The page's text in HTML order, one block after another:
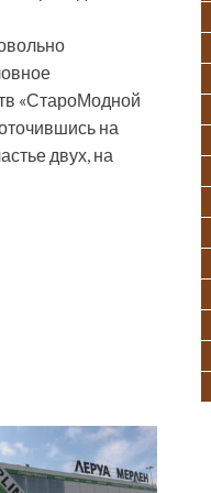
«СтароМодной
на
двух, на